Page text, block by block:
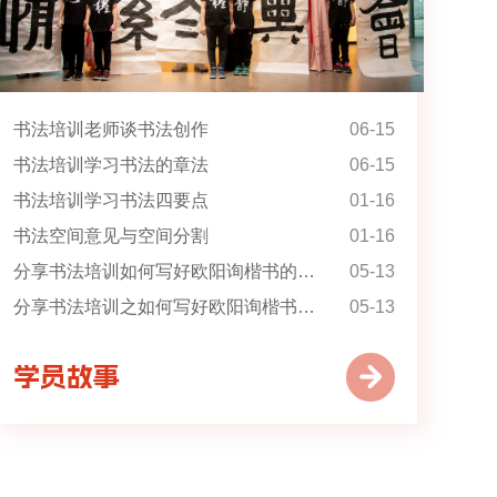
书法培训老师谈书法创作
06-15
书法培训学习书法的章法
06-15
书法培训学习书法四要点
01-16
书法空间意见与空间分割
01-16
分享书法培训如何写好欧阳询楷书的“横”
05-13
分享书法培训之如何写好欧阳询楷书的“竖”(二)
05-13
学员故事